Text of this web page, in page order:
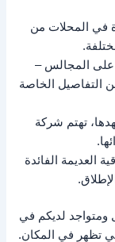
في المحلات من
على المجالس –
التفاصيل الخاصة
تهتم شركة
العديمة الفائدة
لديكم في
تظهر في المكان.